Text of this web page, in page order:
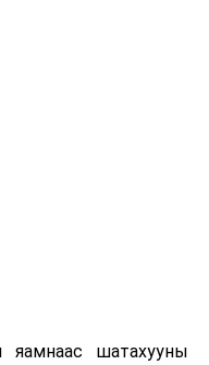
яамнаас шатахууны